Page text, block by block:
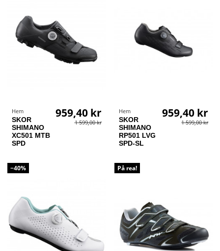
Hem
SKOR
SHIMANO
XC501 MTB
SPD
959,40 kr
1 599,00 kr
Hem
SKOR
SHIMANO
RP501 LVG
SPD-SL
959,40 kr
1 599,00 kr
−40% På rea!